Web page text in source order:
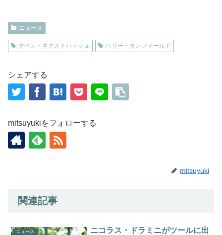
ニュース
クベカ・ネクストハッシュ ハリー・タンフィールド
シェアする
mitsuyukiをフォローする
mitsuyuki
関連記事
ニュース
ニコラス・ドラミニがツールに出